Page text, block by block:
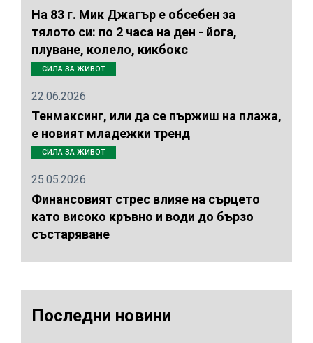
На 83 г. Мик Джагър е обсебен за
тялото си: по 2 часа на ден - йога,
плуване, колело, кикбокс
СИЛА ЗА ЖИВОТ
22.06.2026
Тенмаксинг, или да се пържиш на плажа,
е новият младежки тренд
СИЛА ЗА ЖИВОТ
25.05.2026
Финансовият стрес влияе на сърцето
като високо кръвно и води до бързо
състаряване
Последни новини